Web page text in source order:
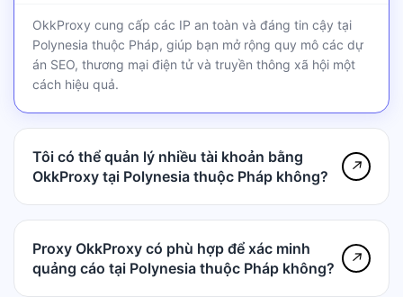
OkkProxy cung cấp các IP an toàn và đáng tin cậy tại
Polynesia thuộc Pháp, giúp bạn mở rộng quy mô các dự
án SEO, thương mại điện tử và truyền thông xã hội một
cách hiệu quả.
Tôi có thể quản lý nhiều tài khoản bằng
OkkProxy tại Polynesia thuộc Pháp không?
↗
Proxy OkkProxy có phù hợp để xác minh
quảng cáo tại Polynesia thuộc Pháp không?
↗